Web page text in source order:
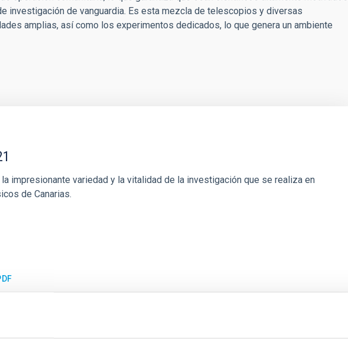
investigación de vanguardia. Es esta mezcla de telescopios y diversas
amplias, así como los experimentos dedicados, lo que genera un ambiente
impresionante variedad y la vitalidad de la investigación que se realiza en
de Canarias.